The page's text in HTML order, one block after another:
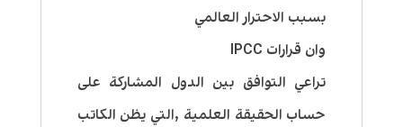
بسبب الاحترار العالمي
وان قرارات IPCC
تراعي التوافق بين الدول المشاركة على
حساب الحقيقة العلمية ,التي يظن الكاتب